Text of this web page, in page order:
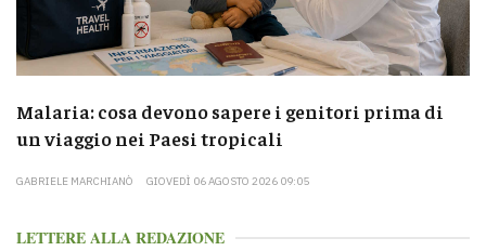
Malaria: cosa devono sapere i genitori prima di
un viaggio nei Paesi tropicali
GABRIELE MARCHIANÒ GIOVEDÌ 06 AGOSTO 2026 09:05
LETTERE ALLA REDAZIONE